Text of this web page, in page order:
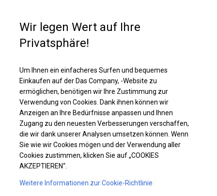
Ganzjährig geöffnete Zelthalle | 4x10 m
Wir legen Wert auf Ihre
Privatsphäre!
Um Ihnen ein einfacheres Surfen und bequemes
Einkaufen auf der Das Company, -Website zu
ermöglichen, benötigen wir Ihre Zustimmung zur
Verwendung von Cookies. Dank ihnen können wir
Anzeigen an Ihre Bedürfnisse anpassen und Ihnen
Zugang zu den neuesten Verbesserungen verschaffen,
die wir dank unserer Analysen umsetzen können. Wenn
Sie wie wir Cookies mögen und der Verwendung aller
Cookies zustimmen, klicken Sie auf „COOKIES
AKZEPTIEREN“.
Weitere Informationen zur Cookie-Richtlinie